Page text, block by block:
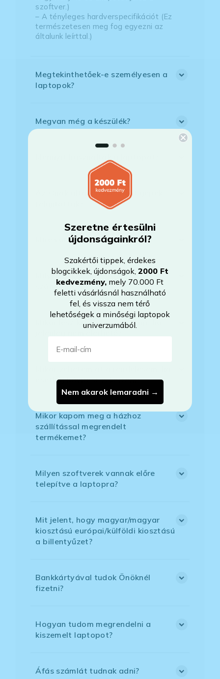
szoftver.)
– A tényleges hardverspecifikációt (Ez
természetesen meg fog egyezni az
általunk leírttal.)
Megtekinthetőek-e személyesen a
laptopok?
Megvan még a készülék?
Az Önök által értékesített gépek
Mire vonatkozik a garancia?
Milyen akkumulátorállapotra
számíthatok?
Mikor lesz készleten a laptop, ha
esetleg bővítést is kértem?
Mikor kapom meg a házhoz
szállítással megrendelt
termékemet?
Milyen szoftverek vannak előre
telepítve a laptopra?
Mit jelent, hogy magyar/magyar
kiosztású európai/külföldi kiosztású
a billentyűzet?
Bankkártyával tudok Önöknél
fizetni?
Hogyan tudom megrendelni a
kiszemelt laptopot?
Áfás számlát tudnak adni?
Szeretne értesülni
újdonságainkról?
Szakértői tippek, érdekes
blogcikkek, újdonságok,2000 Ft
kedvezmény, mely 70.000 Ft
feletti vásárlásnál használható
fel, és vissza nem térő
lehetőségek a minőségi laptopok
univerzumából.
Nem akarok lemaradni →